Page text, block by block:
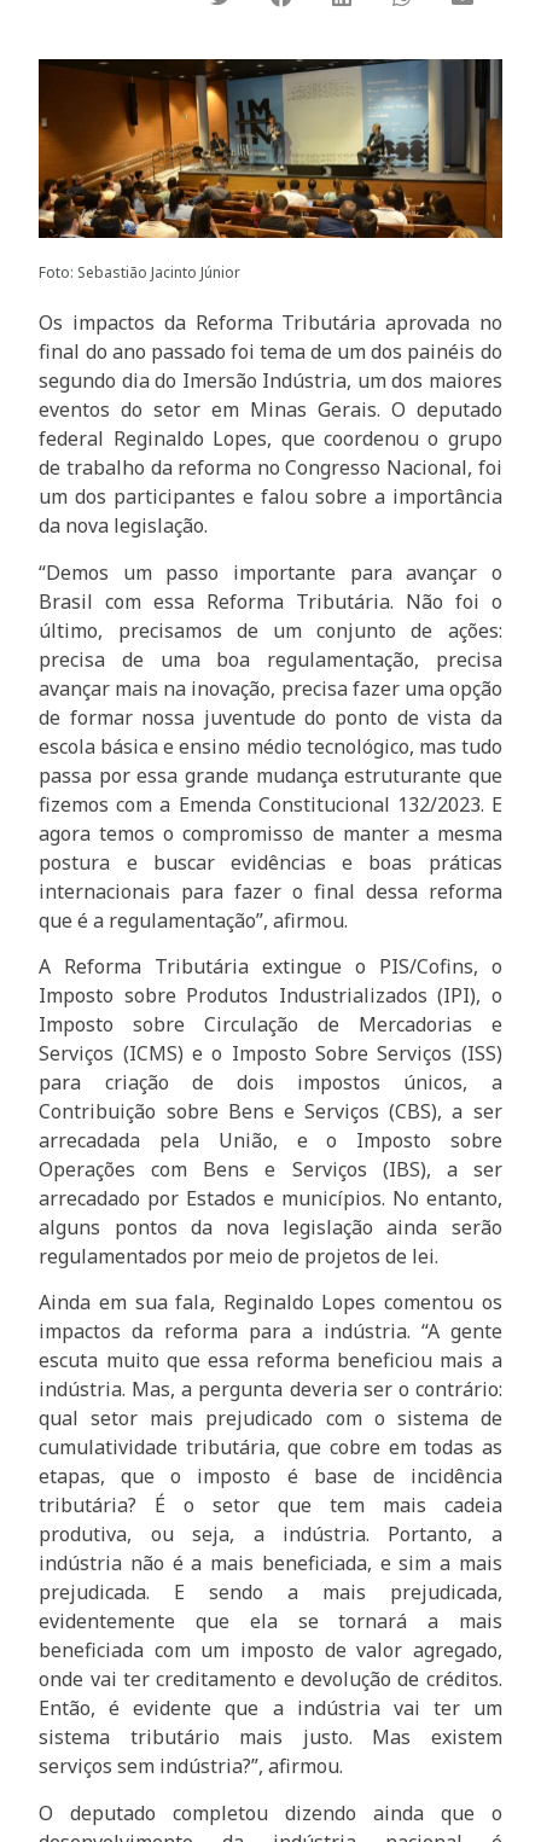
Foto: Sebastião Jacinto Júnior
Os impactos da Reforma Tributária aprovada no
final do ano passado foi tema de um dos painéis do
segundo dia do Imersão Indústria, um dos maiores
eventos do setor em Minas Gerais. O deputado
federal Reginaldo Lopes, que coordenou o grupo
de trabalho da reforma no Congresso Nacional, foi
um dos participantes e falou sobre a importância
da nova legislação.
“Demos um passo importante para avançar o
Brasil com essa Reforma Tributária. Não foi o
último, precisamos de um conjunto de ações:
precisa de uma boa regulamentação, precisa
avançar mais na inovação, precisa fazer uma opção
de formar nossa juventude do ponto de vista da
escola básica e ensino médio tecnológico, mas tudo
passa por essa grande mudança estruturante que
fizemos com a Emenda Constitucional 132/2023. E
agora temos o compromisso de manter a mesma
postura e buscar evidências e boas práticas
internacionais para fazer o final dessa reforma
que é a regulamentação”, afirmou.
A Reforma Tributária extingue o PIS/Cofins, o
Imposto sobre Produtos Industrializados (IPI), o
Imposto sobre Circulação de Mercadorias e
Serviços (ICMS) e o Imposto Sobre Serviços (ISS)
para criação de dois impostos únicos, a
Contribuição sobre Bens e Serviços (CBS), a ser
arrecadada pela União, e o Imposto sobre
Operações com Bens e Serviços (IBS), a ser
arrecadado por Estados e municípios. No entanto,
alguns pontos da nova legislação ainda serão
regulamentados por meio de projetos de lei.
Ainda em sua fala, Reginaldo Lopes comentou os
impactos da reforma para a indústria. “A gente
escuta muito que essa reforma beneficiou mais a
indústria. Mas, a pergunta deveria ser o contrário:
qual setor mais prejudicado com o sistema de
cumulatividade tributária, que cobre em todas as
etapas, que o imposto é base de incidência
tributária? É o setor que tem mais cadeia
produtiva, ou seja, a indústria. Portanto, a
indústria não é a mais beneficiada, e sim a mais
prejudicada. E sendo a mais prejudicada,
evidentemente que ela se tornará a mais
beneficiada com um imposto de valor agregado,
onde vai ter creditamento e devolução de créditos.
Então, é evidente que a indústria vai ter um
sistema tributário mais justo. Mas existem
serviços sem indústria?”, afirmou.
O deputado completou dizendo ainda que o